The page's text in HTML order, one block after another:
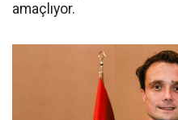
amaçlıyor.